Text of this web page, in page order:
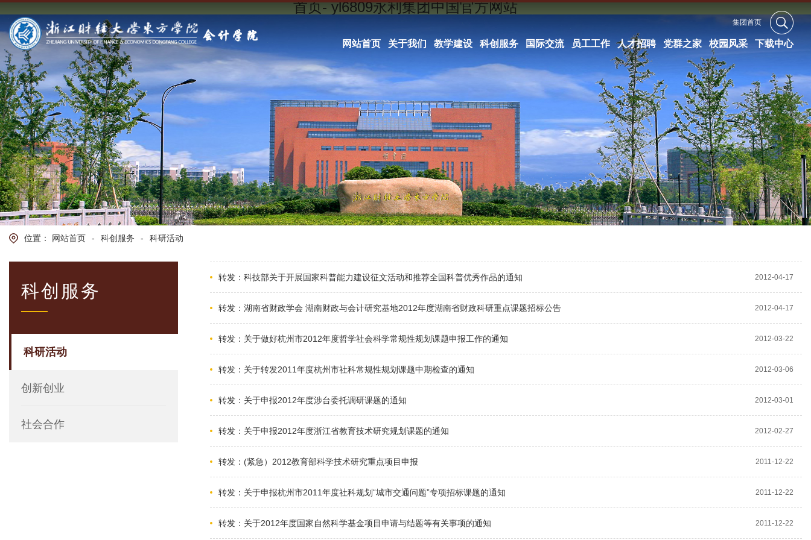
首页- yl6809永利集团中国官方网站
集团首页
网站首页 关于我们 教学建设 科创服务 国际交流 员工工作 人才招聘 党群之家 校园风采 下载中心
位置： 网站首页 - 科创服务 - 科研活动
科创服务
科研活动
创新创业
社会合作
转发：科技部关于开展国家科普能力建设征文活动和推荐全国科普优秀作品的通知 2012-04-17
转发：湖南省财政学会 湖南财政与会计研究基地2012年度湖南省财政科研重点课题招标公告 2012-04-17
转发：关于做好杭州市2012年度哲学社会科学常规性规划课题申报工作的通知 2012-03-22
转发：关于转发2011年度杭州市社科常规性规划课题中期检查的通知 2012-03-06
转发：关于申报2012年度涉台委托调研课题的通知 2012-03-01
转发：关于申报2012年度浙江省教育技术研究规划课题的通知 2012-02-27
转发：(紧急）2012教育部科学技术研究重点项目申报 2011-12-22
转发：关于申报杭州市2011年度社科规划“城市交通问题”专项招标课题的通知 2011-12-22
转发：关于2012年度国家自然科学基金项目申请与结题等有关事项的通知 2011-12-22